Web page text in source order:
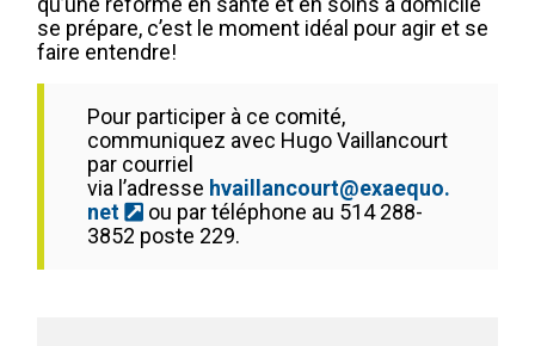
se prépare, c’est le moment idéal pour agir et se
faire entendre!
Pour participer à ce comité,
communiquez avec Hugo Vaillancourt
par courriel
via l’adresse hvaillancourt@exaequo.
net
(Ce lien s'ouvrira dans une nouvelle
ou par téléphone au 514 288-
3852 poste 229.